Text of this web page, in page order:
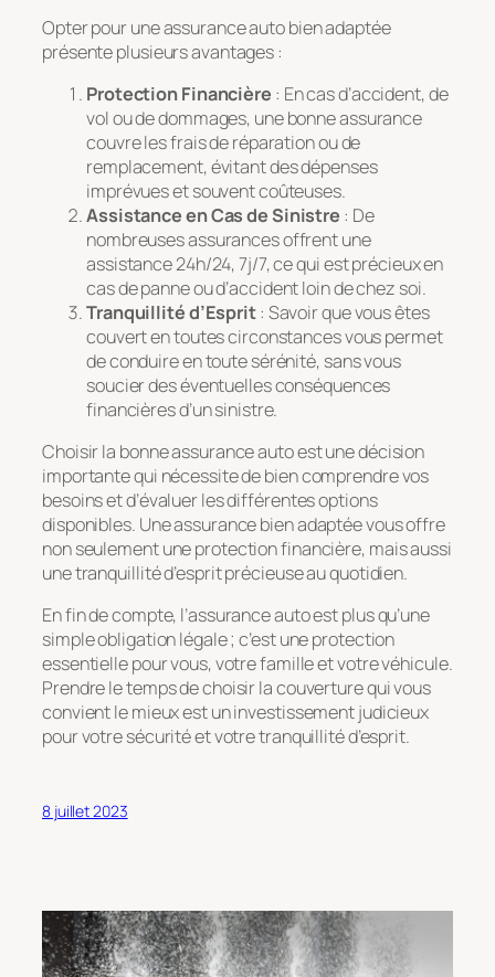
Opter pour une assurance auto bien adaptée
présente plusieurs avantages :
Protection Financière : En cas d’accident, de
vol ou de dommages, une bonne assurance
couvre les frais de réparation ou de
remplacement, évitant des dépenses
imprévues et souvent coûteuses.
Assistance en Cas de Sinistre : De
nombreuses assurances offrent une
assistance 24h/24, 7j/7, ce qui est précieux en
cas de panne ou d’accident loin de chez soi.
Tranquillité d’Esprit: Savoir que vous êtes
couvert en toutes circonstances vous permet
de conduire en toute sérénité, sans vous
soucier des éventuelles conséquences
financières d’un sinistre.
Choisir la bonne assurance auto est une décision
importante qui nécessite de bien comprendre vos
besoins et d’évaluer les différentes options
disponibles. Une assurance bien adaptée vous offre
non seulement une protection financière, mais aussi
une tranquillité d’esprit précieuse au quotidien.
En fin de compte, l’assurance auto est plus qu’une
simple obligation légale ; c’est une protection
essentielle pour vous, votre famille et votre véhicule.
Prendre le temps de choisir la couverture qui vous
convient le mieux est un investissement judicieux
pour votre sécurité et votre tranquillité d’esprit.
8 juillet 2023